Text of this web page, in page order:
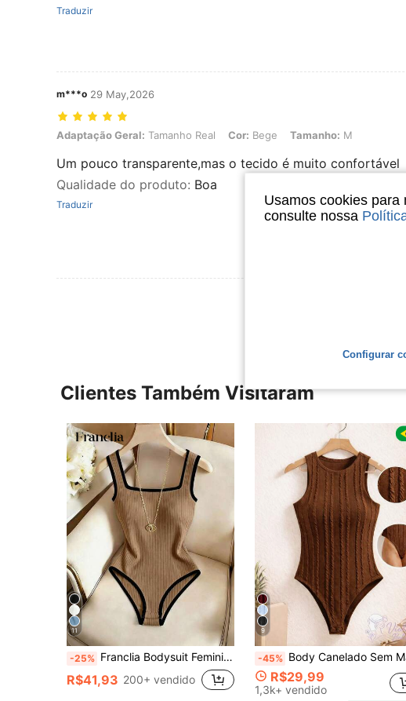
Traduzir
m***o 29 May,2026
Adaptação Geral: Tamanho Real, Cor: Bege, Tamanho: M
Adaptação Geral: Tamanho Real Cor: Bege Tamanho: M
Um pouco transparente,mas o tecido é muito confortável
Qualidade do produto: Boa
Traduzir
Clientes Também Visitaram
11
-25% Franclia Bodysuit Feminino Decote em Canoa Sexy Cintura Marcada na Cor Damasco, Adequado para Looks de Verão, Roupas de Primavera, Páscoa, Dia de São Patrício, Praia, Passeio, Elegante, Férias Femininas, Férias na Praia Femininas, Casual Feminino, Bodysuit Damasco, Blocking de Cores, Decote Quadrado, Canelado
R$41,93 200+ vendido
9
-45% Body Canelado Sem Manga Gola Redonda Ajuste Perfeito Casual Ponto em cabo Malhado Férias
R$29,99
1,3k+ vendido
Usamos cookies
consulte nossa
Configurar